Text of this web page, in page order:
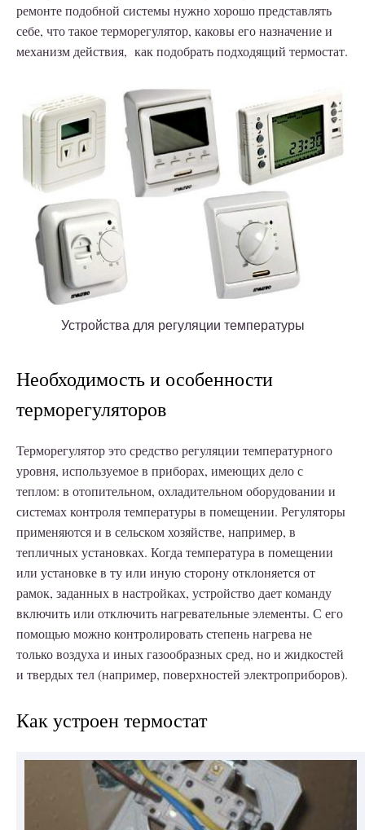
ремонте подобной системы нужно хорошо представлять
себе, что такое терморегулятор, каковы его назначение и
механизм действия, как подобрать подходящий термостат.
Устройства для регуляции температуры
Необходимость и особенности
терморегуляторов
Терморегулятор это средство регуляции температурного
уровня, используемое в приборах, имеющих дело с
теплом: в отопительном, охладительном оборудовании и
системах контроля температуры в помещении. Регуляторы
применяются и в сельском хозяйстве, например, в
тепличных установках. Когда температура в помещении
или установке в ту или иную сторону отклоняется от
рамок, заданных в настройках, устройство дает команду
включить или отключить нагревательные элементы. С его
помощью можно контролировать степень нагрева не
только воздуха и иных газообразных сред, но и жидкостей
и твердых тел (например, поверхностей электроприборов).
Как устроен термостат